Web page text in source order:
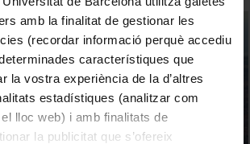
amb la finalitat de gestionar les
(recordar informació perquè accediu
característiques que
la vostra experiència de la d’altres
estadístiques (analitzar com
lloc web) i amb finalitats de
la publicitat que s’ofereix